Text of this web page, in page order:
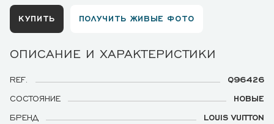
КУПИТЬ ПОЛУЧИТЬ ЖИВЫЕ ФОТО
ОПИСАНИЕ И ХАРАКТЕРИСТИКИ
REF.
Q96426
СОСТОЯНИЕ
НОВЫЕ
БРЕНД
LOUIS VUITTON